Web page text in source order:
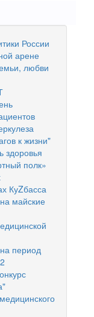
России
арене
любви
к жизни"
здоровья
полк»
КуZбасса
майские
период